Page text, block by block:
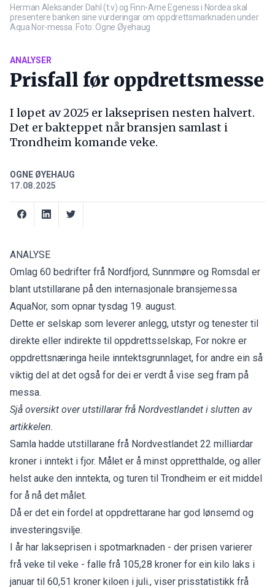
Herman Aleksander Dahl (t.v) og Finn-Arne Egeness i Nordea skal
presentere banken sine vurderingar om oppdrettsmarknaden under
Aqua Nor-messa. Foto: Ogne Øyehaug
ANALYSER
Prisfall før oppdrettsmesse
I løpet av 2025 er lakseprisen nesten halvert.
Det er bakteppet når bransjen samlast i
Trondheim komande veke.
OGNE ØYEHAUG
17.08.2025
ANALYSE
Omlag 60 bedrifter frå Nordfjord, Sunnmøre og Romsdal er
blant utstillarane på den internasjonale bransjemessa
AquaNor, som opnar tysdag 19. august.
Dette er selskap som leverer anlegg, utstyr og tenester til
direkte eller indirekte til oppdrettsselskap, For nokre er
oppdrettsnæringa heile inntektsgrunnlaget, for andre ein så
viktig del at det også for dei er verdt å vise seg fram på
messa.
Sjå oversikt over utstillarar frå Nordvestlandet i slutten av
artikkelen.
Samla hadde utstillarane frå Nordvestlandet 22 milliardar
kroner i inntekt i fjor. Målet er å minst oppretthalde, og aller
helst auke den inntekta, og turen til Trondheim er eit middel
for å nå det målet.
Då er det ein fordel at oppdrettarane har god lønsemd og
investeringsvilje.
I år har lakseprisen i spotmarknaden - der prisen varierer
frå veke til veke - falle frå 105,28 kroner for ein kilo laks i
januar til 60,51 kroner kiloen i juli., viser prisstatistikk frå